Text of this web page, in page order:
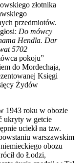
złotnika
przedmiotów.
Do mówcy
Hendla. Dar
5702
pokoju”
do Mordechaja,
Księgi
Żydów
1943 roku w obozie
ukryty w getcie
uciekł na tzw.
warszawskim
obozu
do Łodzi,